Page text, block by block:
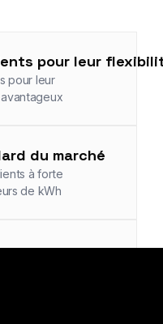
pour leur
pour leur
du marché
à forte
de kWh